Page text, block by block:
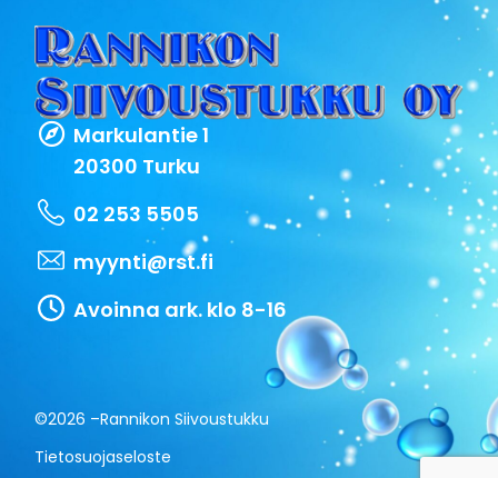
Markulantie 1
20300 Turku
02 253 5505
myynti@rst.fi
Avoinna ark. klo 8-16
©2026 –Rannikon Siivoustukku
Tietosuojaseloste